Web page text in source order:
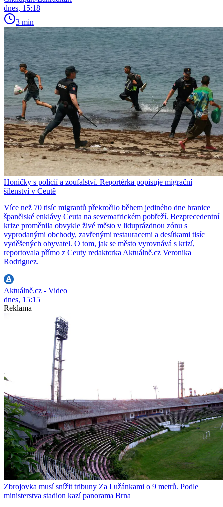
dnes, 15:18
3 min
Honičky s policií a zoufalství. Reportérka popisuje migrační
šílenství v Ceutě
Více než 70 tisíc migrantů překročilo během jediného dne hranice
španělské enklávy Ceuta na severoafrickém pobřeží. Bezprecedentní
krize proměnila obvykle živé město v liduprázdnou zónu s
vyprodanými obchody, zavřenými restauracemi a desítkami tisíc
vyděšených obyvatel. O tom, jak se město vyrovnává s krizí,
reportovala přímo z Ceuty redaktorka Aktuálně.cz Veronika
Rodriguez.
Aktuálně.cz - Video
dnes, 15:15
Reklama
Zbrojovka musí snížit tribuny Za Lužánkami o 9 metrů. Podle
ministerstva stadion kazí panorama Brna